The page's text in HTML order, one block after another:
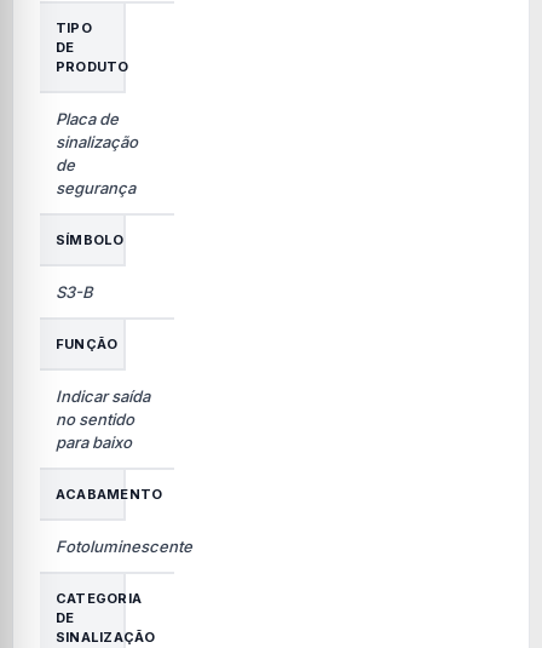
TIPO
DE
PRODUTO
Placa de
sinalização
de
segurança
SÍMBOLO
S3-B
FUNÇÃO
Indicar saída
no sentido
para baixo
ACABAMENTO
Fotoluminescente
CATEGORIA
DE
SINALIZAÇÃO